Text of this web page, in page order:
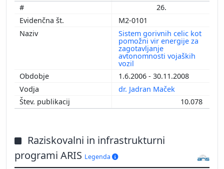
26.
M2-0101
Sistem gorivnih celic kot
pomožni vir energije za
zagotavljanje
avtonomnosti vojaških
vozil
1.6.2006 - 30.11.2008
dr. Jadran Maček
10.078
Raziskovalni in infrastrukturni
programi ARIS Legenda